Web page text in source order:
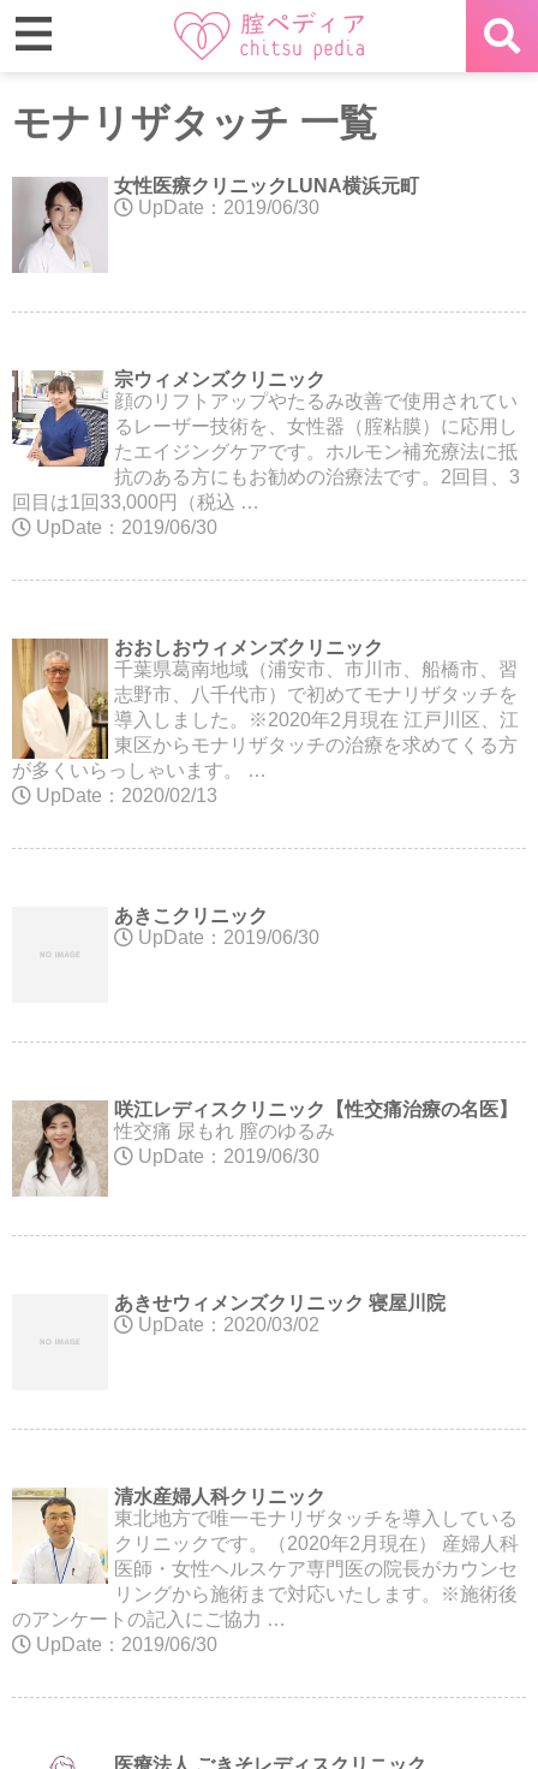
モナリザタッチ 一覧
女性医療クリニックLUNA横浜元町
UpDate：2019/06/30
宗ウィメンズクリニック
顔のリフトアップやたるみ改善で使用されてい
るレーザー技術を、女性器（腟粘膜）に応用し
たエイジングケアです。ホルモン補充療法に抵
抗のある方にもお勧めの治療法です。2回目、3
回目は1回33,000円（税込 …
UpDate：2019/06/30
おおしおウィメンズクリニック
千葉県葛南地域（浦安市、市川市、船橋市、習
志野市、八千代市）で初めてモナリザタッチを
導入しました。※2020年2月現在 江戸川区、江
東区からモナリザタッチの治療を求めてくる方
が多くいらっしゃいます。 …
UpDate：2020/02/13
あきこクリニック
UpDate：2019/06/30
咲江レディスクリニック【性交痛治療の名医】
性交痛 尿もれ 膣のゆるみ
UpDate：2019/06/30
あきせウィメンズクリニック 寝屋川院
UpDate：2020/03/02
清水産婦人科クリニック
東北地方で唯一モナリザタッチを導入している
クリニックです。（2020年2月現在） 産婦人科
医師・女性ヘルスケア専門医の院長がカウンセ
リングから施術まで対応いたします。※施術後
のアンケートの記入にご協力 …
UpDate：2019/06/30
医療法人 ごきそレディスクリニック